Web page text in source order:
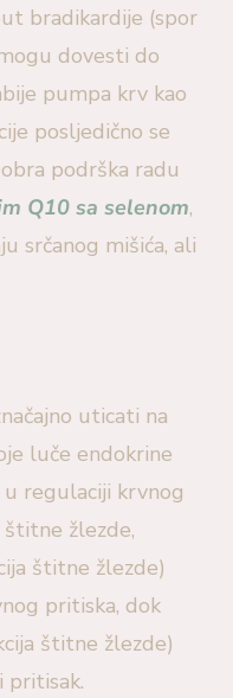
bradikardije (spor
dovesti do
pumpa krv kao
posljedično se
podrška radu
Q10 sa selenom,
srčanog mišića, ali
uticati na
luče endokrine
regulaciji krvnog
žlezde,
štitne žlezde)
pritiska, dok
štitne žlezde)
pritisak.